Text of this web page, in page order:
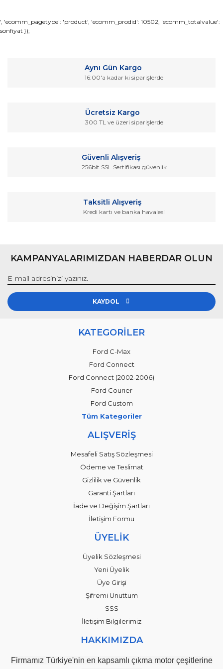
Yorum Yaz
Bu ürünün fiyat bilgisi, resim, ürün açıklamalarında ve diğer
konularda yetersiz gördüğünüz noktaları öneri formunu
Ürün resmi kalitesiz, bozuk veya görüntülenemiyor.
Ürün fiyatı diğer sitelerden daha pahalı.
', 'ecomm_pagetype': 'product', 'ecomm_prodid': 10502, 'ecomm_totalvalue':
sonfiyat });
Aynı Gün Kargo
16:00'a kadar ki siparişlerde
Ücretsiz Kargo
300 TL ve üzeri siparişlerde
Güvenli Alışveriş
256bit SSL Sertifikası güvenlik
Taksitli Alışveriş
Kredi kartı ve banka havalesi
KAMPANYALARIMIZDAN HABERDAR OLUN
KAYDOL
KATEGORİLER
Ford C-Max
Ford Connect
Ford Connect (2002-2006)
Ford Courier
Ford Custom
Tüm Kategoriler
ALIŞVERİŞ
Mesafeli Satış Sözleşmesi
Ödeme ve Teslimat
Gizlilik ve Güvenlik
Garanti Şartları
İade ve Değişim Şartları
İletişim Formu
ÜYELİK
Üyelik Sözleşmesi
Yeni Üyelik
Üye Girişi
Şifremi Unuttum
SSS
İletişim Bilgilerimiz
HAKKIMIZDA
Firmamız Türkiye'nin en kapsamlı çıkma motor çeşitlerine